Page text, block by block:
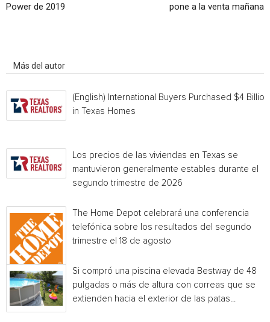
Power de 2019
pone a la venta mañana
Más del autor
(English) International Buyers Purchased $4 Billion
in Texas Homes
Los precios de las viviendas en Texas se
mantuvieron generalmente estables durante el
segundo trimestre de 2026
The Home Depot celebrará una conferencia
telefónica sobre los resultados del segundo
trimestre el 18 de agosto
Si compró una piscina elevada Bestway de 48
pulgadas o más de altura con correas que se
extienden hacia el exterior de las patas...